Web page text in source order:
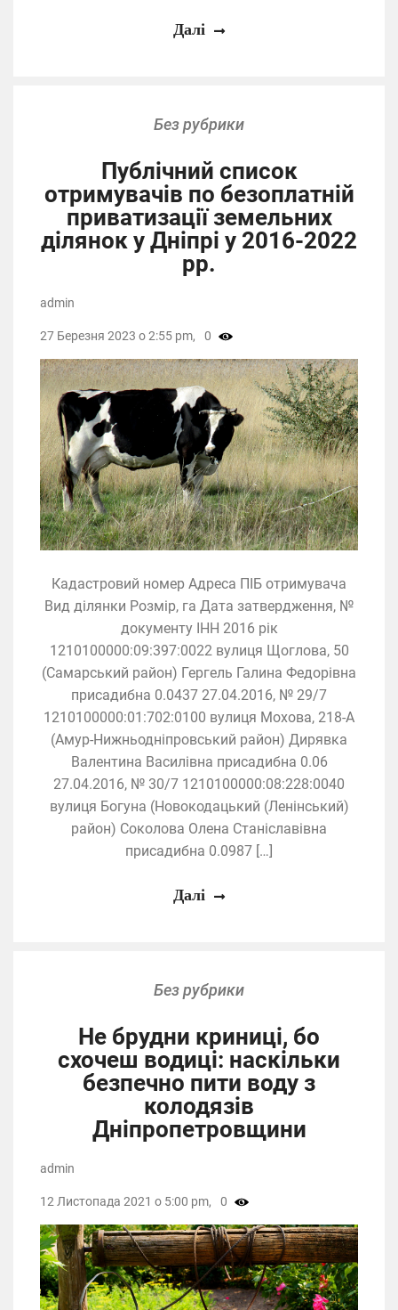
Далі
Без рубрики
Публічний список
отримувачів по безоплатній
приватизації земельних
ділянок у Дніпрі у 2016-2022
рр.
Кадастровий номер Адреса ПІБ отримувача
Вид ділянки Розмір, га Дата затвердження, №
документу ІНН 2016 рік
1210100000:09:397:0022 вулиця Щоглова, 50
(Самарський район) Гергель Галина Федорівна
присадибна 0.0437 27.04.2016, № 29/7
1210100000:01:702:0100 вулиця Мохова, 218-А
(Амур-Нижньодніпровський район) Дирявка
Валентина Василівна присадибна 0.06
27.04.2016, № 30/7 1210100000:08:228:0040
вулиця Богуна (Новокодацький (Ленінський)
район) Соколова Олена Станіславівна
присадибна 0.0987 […]
admin
27 Березня 2023 о 2:55 pm, 0
Далі
Без рубрики
Не брудни криниці, бо
схочеш водиці: наскільки
безпечно пити воду з
колодязів
Дніпропетровщини
admin
12 Листопада 2021 о 5:00 pm, 0